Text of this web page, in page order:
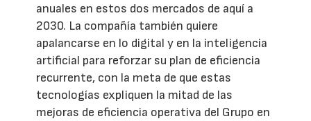
anuales en estos dos mercados de aquí a
2030. La compañía también quiere
apalancarse en lo digital y en la inteligencia
artificial para reforzar su plan de eficiencia
recurrente, con la meta de que estas
tecnologías expliquen la mitad de las
mejoras de eficiencia operativa del Grupo en